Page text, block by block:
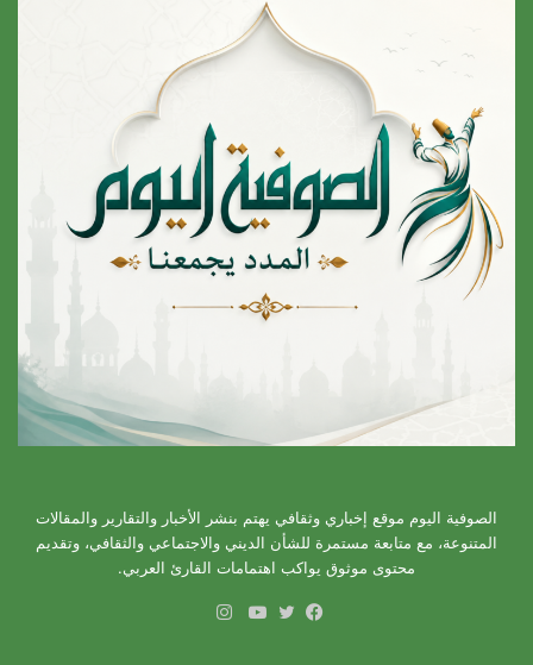
الصوفية اليوم موقع إخباري وثقافي يهتم بنشر الأخبار والتقارير والمقالات
المتنوعة، مع متابعة مستمرة للشأن الديني والاجتماعي والثقافي، وتقديم
محتوى موثوق يواكب اهتمامات القارئ العربي.